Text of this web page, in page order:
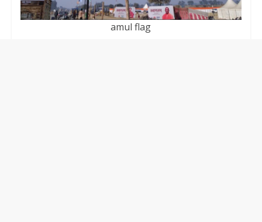
amul flag